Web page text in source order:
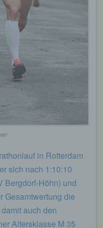
in Rotterdam
sich nach 1:10:10
Bergdorf-Höhn) und
Gesamtwertung die
auch den
Altersklasse M 35